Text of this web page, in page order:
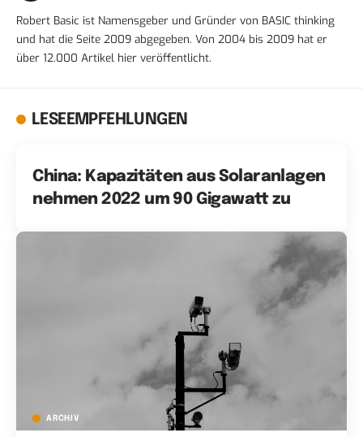
Robert Basic ist Namensgeber und Gründer von BASIC thinking
und hat die Seite 2009 abgegeben. Von 2004 bis 2009 hat er
über 12.000 Artikel hier veröffentlicht.
LESEEMPFEHLUNGEN
China: Kapazitäten aus Solaranlagen
nehmen 2022 um 90 Gigawatt zu
ARCHIV